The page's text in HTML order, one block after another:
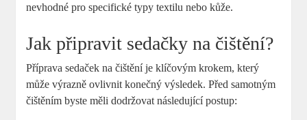
nevhodné pro specifické typy textilu nebo kůže.
Jak připravit sedačky na čištění?
Příprava sedaček na čištění je klíčovým krokem, který
může výrazně ovlivnit konečný výsledek. Před samotným
čištěním byste měli dodržovat následující postup: